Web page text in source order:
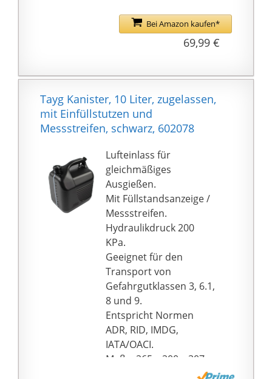
Handumdrehen ist der
Tank wieder voll.
Entleerungszeit unter
Bajonettverschluss mit
Sicherungsstift ist in
jeder Position des
Kanisters auslaufsicher.
Geeignet für viele
Einsatzbereiche:
Bauwesen, Gewerbe,
Industrie, Werkstatt,
Camping, Outdoor,
lange Autoreisen z.B.
mit Wohnmobil
BENZINBESTÄNDIGE
LACK-
INNENVERSIEGELUNG -
Dank des
benzinbeständigen
Alkyd-Ammoniak-Lacks
wird internes Rosten
verhindert.
Pulverbeschichtung
und Einbrennlackierung
Bei Amazon kaufen*
69,99 €
Tayg Kanister, 10 Liter, zugelassen,
mit Einfüllstutzen und
Messstreifen, schwarz, 602078
Lufteinlass für
gleichmäßiges
Ausgießen.
Mit Füllstandsanzeige /
Messstreifen.
Hydraulikdruck 200
KPa.
Geeignet für den
Transport von
Gefahrgutklassen 3, 6.1,
8 und 9.
Entspricht Normen
ADR, RID, IMDG,
IATA/OACI.
Maße. 265 x 200 x 307